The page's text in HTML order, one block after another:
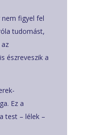
nem figyel fel
tudomást,
észreveszik a
Ez a
test – lélek –